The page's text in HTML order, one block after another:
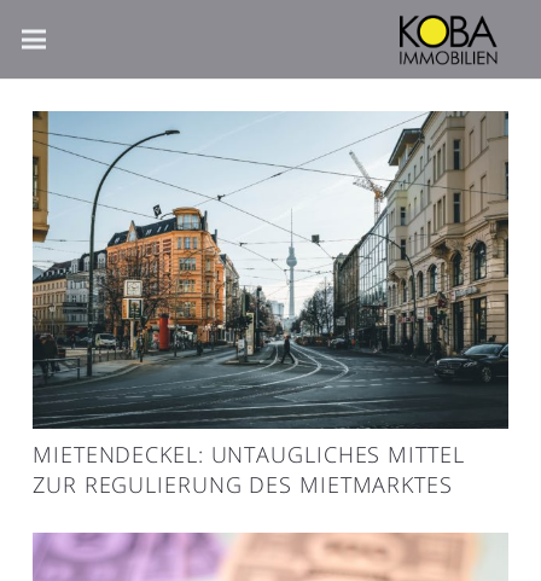
MIETENDECKEL: UNTAUGLICHES MITTEL
ZUR REGULIERUNG DES MIETMARKTES